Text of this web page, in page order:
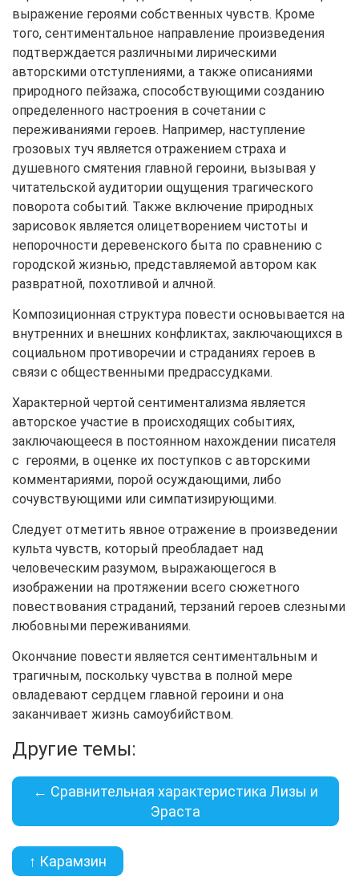
выражение героями собственных чувств. Кроме
того, сентиментальное направление произведения
подтверждается различными лирическими
авторскими отступлениями, а также описаниями
природного пейзажа, способствующими созданию
определенного настроения в сочетании с
переживаниями героев. Например, наступление
грозовых туч является отражением страха и
душевного смятения главной героини, вызывая у
читательской аудитории ощущения трагического
поворота событий. Также включение природных
зарисовок является олицетворением чистоты и
непорочности деревенского быта по сравнению с
городской жизнью, представляемой автором как
развратной, похотливой и алчной.
Композиционная структура повести основывается на
внутренних и внешних конфликтах, заключающихся в
социальном противоречии и страданиях героев в
связи с общественными предрассудками.
Характерной чертой сентиментализма является
авторское участие в происходящих событиях,
заключающееся в постоянном нахождении писателя
с героями, в оценке их поступков с авторскими
комментариями, порой осуждающими, либо
сочувствующими или симпатизирующими.
Следует отметить явное отражение в произведении
культа чувств, который преобладает над
человеческим разумом, выражающегося в
изображении на протяжении всего сюжетного
повествования страданий, терзаний героев слезными
любовными переживаниями.
Окончание повести является сентиментальным и
трагичным, поскольку чувства в полной мере
овладевают сердцем главной героини и она
заканчивает жизнь самоубийством.
Другие темы:
← Сравнительная характеристика Лизы и
Эраста
↑ Карамзин